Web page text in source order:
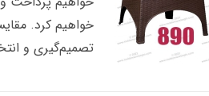
خواهیم کرد.
تصمیم‌گیری و